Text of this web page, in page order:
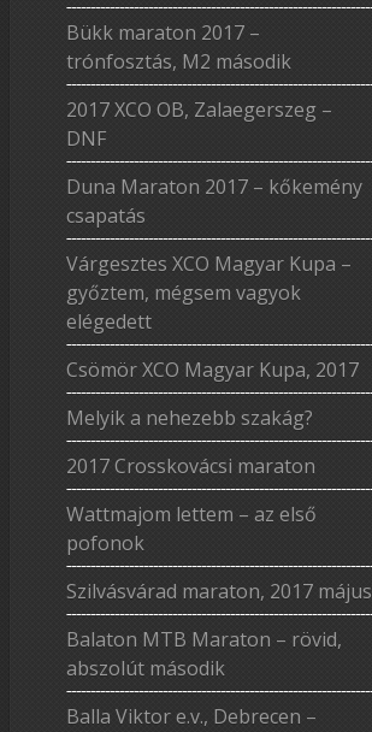
Bükk maraton 2017 –
trónfosztás, M2 második
2017 XCO OB, Zalaegerszeg –
DNF
Duna Maraton 2017 – kőkemény
csapatás
Várgesztes XCO Magyar Kupa –
győztem, mégsem vagyok
elégedett
Csömör XCO Magyar Kupa, 2017
Melyik a nehezebb szakág?
2017 Crosskovácsi maraton
Wattmajom lettem – az első
pofonok
Szilvásvárad maraton, 2017 május
Balaton MTB Maraton – rövid,
abszolút második
Balla Viktor e.v., Debrecen –